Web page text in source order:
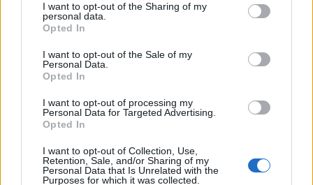
I want to opt-out of the Sharing of my
personal data.
Opted In
I want to opt-out of the Sale of my
Personal Data.
Opted In
I want to opt-out of processing my
Personal Data for Targeted Advertising.
Opted In
I want to opt-out of Collection, Use,
Retention, Sale, and/or Sharing of my
Personal Data that Is Unrelated with the
Purposes for which it was collected.
Φωτογραφία
Στο βασίλειο του φθηνού: Το China Mall της
Πρέβεζας ως καθρέφτης της εποχής
11.11.25
Ένας τεράστιος διάδρομος γεμάτος φθηνά αντικείμενα, χωρίς
μάρκες, χωρίς αφήγημα, μόνο η καθαρή, ωμή πράξη της